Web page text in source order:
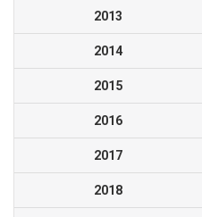
2013
2014
2015
2016
2017
2018